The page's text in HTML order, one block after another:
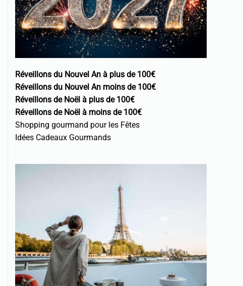
Réveillons du Nouvel An à plus de 100€
Réveillons du Nouvel An moins de 100€
Réveillons de Noël à plus de 100€
Réveillons de Noël à moins de 100€
Shopping gourmand pour les Fêtes
Idées Cadeaux Gourmands